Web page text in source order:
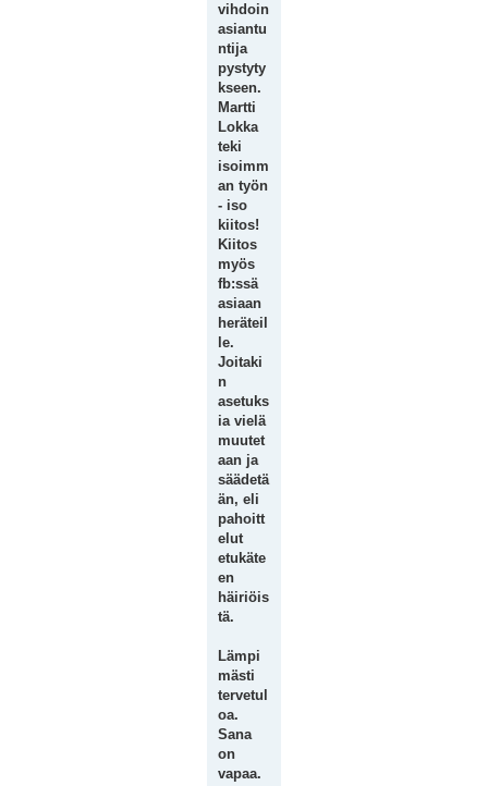
vihdoin
asiantu
ntija
pystyty
kseen.
Martti
Lokka
teki
isoimm
an työn
- iso
kiitos!
Kiitos
myös
fb:ssä
asiaan
heräteil
le.
Joitaki
n
asetuks
ia vielä
muutet
aan ja
säädetä
än, eli
pahoitt
elut
etukäte
en
häiriöis
tä.
Lämpi
mästi
tervetul
oa.
Sana
on
vapaa.